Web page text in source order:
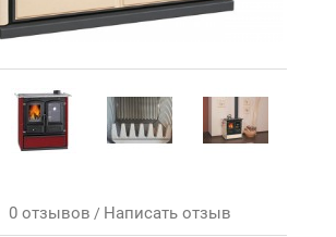
0 отзывов / Написать отзыв